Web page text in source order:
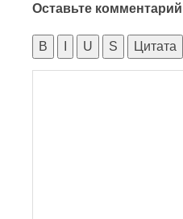
Оставьте
B U S Цитата